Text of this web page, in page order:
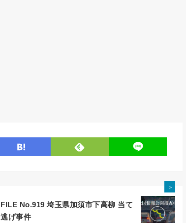
line
＞
FILE No.919 埼玉県加須市下高柳 当て
逃げ事件